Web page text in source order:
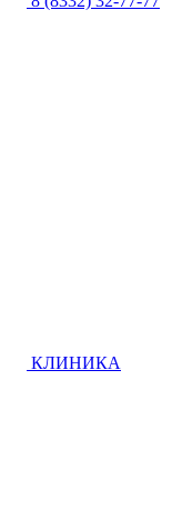
КЛИНИКА